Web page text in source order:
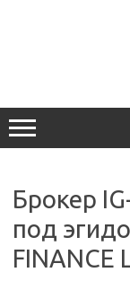
Брокер
под
FINANCE